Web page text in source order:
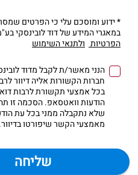
* ידוע ומוסכם עלי כי הפרטים
במאגרי המידע של דוד לובינסקי
הפרטיות ולתנאי השימוש
הנני מאשר/ת לקבל מדוד
חברות הקשורות אליה דיוור
בכל אמצעי תקשורת לרבות
הודעות וואטסאפ. הסכמה זו
שלא נתקבלה ממני בכל עת
מאמצעי הקשר שיפורטו בדיוור.